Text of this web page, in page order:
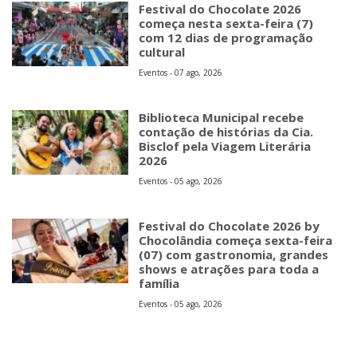
Festival do Chocolate 2026
começa nesta sexta-feira (7)
com 12 dias de programação
cultural
Eventos - 07 ago, 2026
Biblioteca Municipal recebe
contação de histórias da Cia.
Bisclof pela Viagem Literária
2026
Eventos - 05 ago, 2026
Festival do Chocolate 2026 by
Chocolândia começa sexta-feira
(07) com gastronomia, grandes
shows e atrações para toda a
família
Eventos - 05 ago, 2026